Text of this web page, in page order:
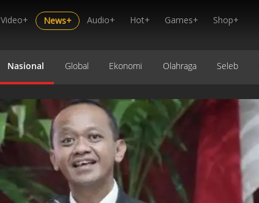
Video+ News+ Audio+ Hot+ Games+ Shop+
Nasional Global Ekonomi Olahraga Seleb